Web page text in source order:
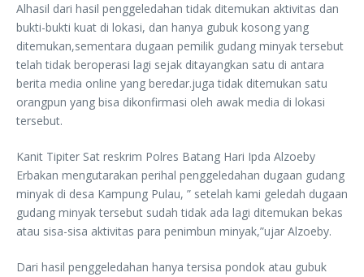
Alhasil dari hasil penggeledahan tidak ditemukan aktivitas dan
bukti-bukti kuat di lokasi, dan hanya gubuk kosong yang
ditemukan,sementara dugaan pemilik gudang minyak tersebut
telah tidak beroperasi lagi sejak ditayangkan satu di antara
berita media online yang beredar.juga tidak ditemukan satu
orangpun yang bisa dikonfirmasi oleh awak media di lokasi
tersebut.
Kanit Tipiter Sat reskrim Polres Batang Hari Ipda Alzoeby
Erbakan mengutarakan perihal penggeledahan dugaan gudang
minyak di desa Kampung Pulau, ” setelah kami geledah dugaan
gudang minyak tersebut sudah tidak ada lagi ditemukan bekas
atau sisa-sisa aktivitas para penimbun minyak,”ujar Alzoeby.
Dari hasil penggeledahan hanya tersisa pondok atau gubuk